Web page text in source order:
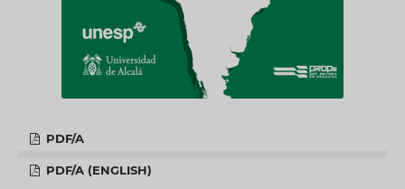
PDF/A
PDF/A (ENGLISH)